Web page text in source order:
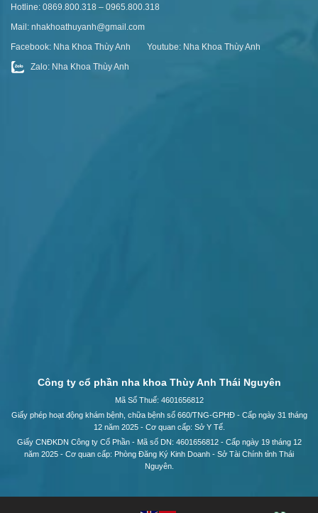
Hotline: 0869.800.318 – 0965.800.318
Mail: nhakhoathuyanh@gmail.com
Facebook: Nha Khoa Thùy Anh
Youtube: Nha Khoa Thùy Anh
Zalo: Nha Khoa Thùy Anh
Công ty cổ phần nha khoa Thùy Anh Thái Nguyên
Mã Số Thuế: 4601656812
Giấy phép hoạt động khám bệnh, chữa bệnh số 660/TNG-GPHĐ - Cấp ngày 31 tháng
12 năm 2025 - Cơ quan cấp: Sở Y Tế.
Giấy CNĐKDN Công ty Cổ Phần - Mã số DN: 4601656812 - Cấp ngày 19 tháng 12
năm 2025 - Cơ quan cấp: Phòng Đăng Ký Kinh Doanh - Sở Tài Chính tỉnh Thái
Nguyên.